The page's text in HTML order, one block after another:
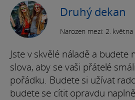
Druhý dekan
Narozen mezi: 2.
Jste v skvělé náladě a budete
slova, aby se vaši přátelé
pořádku. Budete si užívat
budete se cítit opravdu